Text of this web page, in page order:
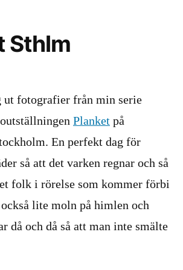
Sthlm
ut fotografier från min serie
Planket på
En perfekt dag för
så att det varken regnar och så
folk i rörelse som kommer förbi
lite moln på himlen och
då och då så att man inte smälte